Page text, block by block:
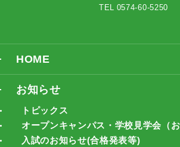
TEL 0574-60-5250
HOME
お知らせ
トピックス
オープンキャンパス・学校見学会（お
入試のお知らせ(合格発表等)